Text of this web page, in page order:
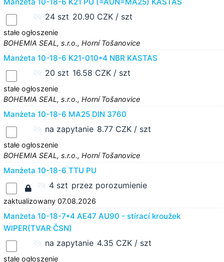
24 szt 20.90 CZK / szt
stałe ogłoszenie
BOHEMIA SEAL, s.r.o., Horní Tošanovice
Manżeta 10-18-6 K21-010*4 NBR KASTAS
20 szt 16.58 CZK / szt
stałe ogłoszenie
BOHEMIA SEAL, s.r.o., Horní Tošanovice
Manżeta 10-18-6 MA25 DIN 3760
na zapytanie 8.77 CZK / szt
stałe ogłoszenie
BOHEMIA SEAL, s.r.o., Horní Tošanovice
Manżeta 10-18-6 TTU PU
4 szt przez porozumienie
zaktualizowany 07.08.2026
Manżeta 10-18-7*4 AE47 AU90 - stírací kroužek
WIPER(TVAR ČSN)
na zapytanie 4.35 CZK / szt
stałe ogłoszenie